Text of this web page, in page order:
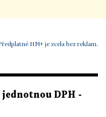
HN+ je zcela bez reklam.
DPH -